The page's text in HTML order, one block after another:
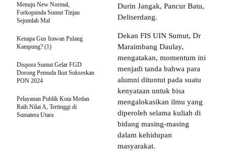
Durin Jangak, Pancur Batu,
Deliserdang.
Dekan FIS UIN Sumut, Dr
Maraimbang Daulay,
mengatakan, momentum ini
menjadi tanda bahwa para
alumni dituntut pada suatu
kenyataan untuk bisa
mengalokasikan ilmu yang
diperoleh selama kuliah di
bidang masing-masing
dalam kehidupan
masyarakat.
Menuju New Normal,
Forkopimda Sumut Tinjau
Sejumlah Mal
Kenapa Gus Irawan Pulang
Kampung? (1)
Dispora Sumut Gelar FGD
Dorong Pemuda Ikut Sukseskan
PON 2024
Pelayanan Publik Kota Medan
Raih Nilai A, Tertinggi di
Sumatera Utara